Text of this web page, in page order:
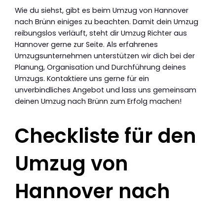
Wie du siehst, gibt es beim Umzug von Hannover
nach Brünn einiges zu beachten. Damit dein Umzug
reibungslos verläuft, steht dir Umzug Richter aus
Hannover gerne zur Seite. Als erfahrenes
Umzugsunternehmen unterstützen wir dich bei der
Planung, Organisation und Durchführung deines
Umzugs. Kontaktiere uns gerne für ein
unverbindliches Angebot und lass uns gemeinsam
deinen Umzug nach Brünn zum Erfolg machen!
Checkliste für den
Umzug von
Hannover nach